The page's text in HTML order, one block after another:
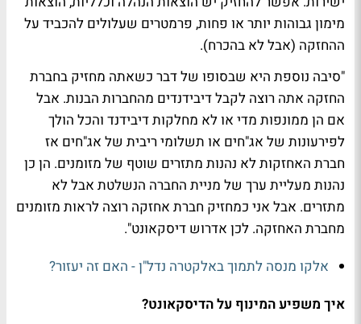
מימון גבוהות יותר או פחות, פרמטרים שעלולים להכביד על
ההחזקה (אבל לא בהכרח).
"סיבה נוספת היא שבסופו של דבר כשאתה מחזיק בחברת
החזקה אתה רוצה לקבל דיבידנדים מהחברות הבנות. אבל
אם הן ממונפות מדי או לא מחלקות דיבידנד והכל הולך
לפירעונות של אג"חים או תשלומי ריבית של אג"חים אז
חברת האחזקות לא נהנות מתזרים שוטף של מזומנים. הן כן
נהנות מעליית ערך של מניית החברה הנשלטת אבל לא
מתזרים. אבל אני כמחזיק חברת אחזקה רוצה לראות מזומנים
מחברת האחזקה. לכן אדרוש דיסקאונט".
אלקו מנסה לתמוך באלקטרה נדל"ן - האם זה יעזור?
איך משפיע המינוף על הדיסקאונט?